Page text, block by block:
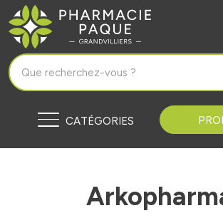
Pharmacie
CATÉGORIES